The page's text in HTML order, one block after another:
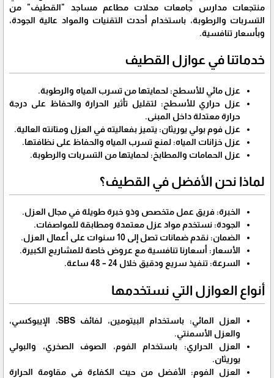
منتجعات مدارس جامعات محلات مطاعم مساجد "القطيف" من
التسربات والرطوبة، باستخدام أحدث التقنيات والمواد عالية الجودة،
وبأسعار تنافسية.
خدماتنا في عوازل القطيف
عزل مائي للأسطح: لحمايتها من تسرب المياه والرطوبة.
عزل حراري للأسطح: لتقليل تأثير الحرارة والحفاظ على درجة
حرارة معتدلة داخل المبنى.
عزل فوم بولي يوريثان: يتميز بفعاليته في العزل ومتانته العالية.
عزل خزانات المياه: لمنع تسرب المياه والحفاظ على نظافتها.
عزل الحمامات والمطابخ: لحمايتها من التسربات والرطوبة.
لماذا نحن الأفضل في القطيف؟
الخبرة: فريق عمل متخصص وذو خبرة طويلة في مجال العزل.
الجودة: نستخدم مواد عزل معتمدة ومطابقة للمواصفات.
الضمان: نقدم ضمانات تصل إلى 10 سنوات على أعمال العزل.
الأسعار: أسعارنا تنافسية مع عروض خاصة للمشاريع الكبيرة.
السرعة: تنفيذ سريع ودقيق خلال 24 – 48 ساعة.
أنواع العوازل التي نستخدمها
العزل المائي:
باستخدام البيتومين، لفائف SBS، الإيبوكسي،
والعزل الأسمنتي.
العزل الحراري: باستخدام الفوم، الصوف الصخري، والبولي
يوريثان.
العزل الفوم: الأفضل من حيث الكفاءة في مقاومة الحرارة